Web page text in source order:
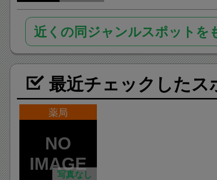
近くの同ジャンルスポットを
最近チェックしたス
薬局
写真なし